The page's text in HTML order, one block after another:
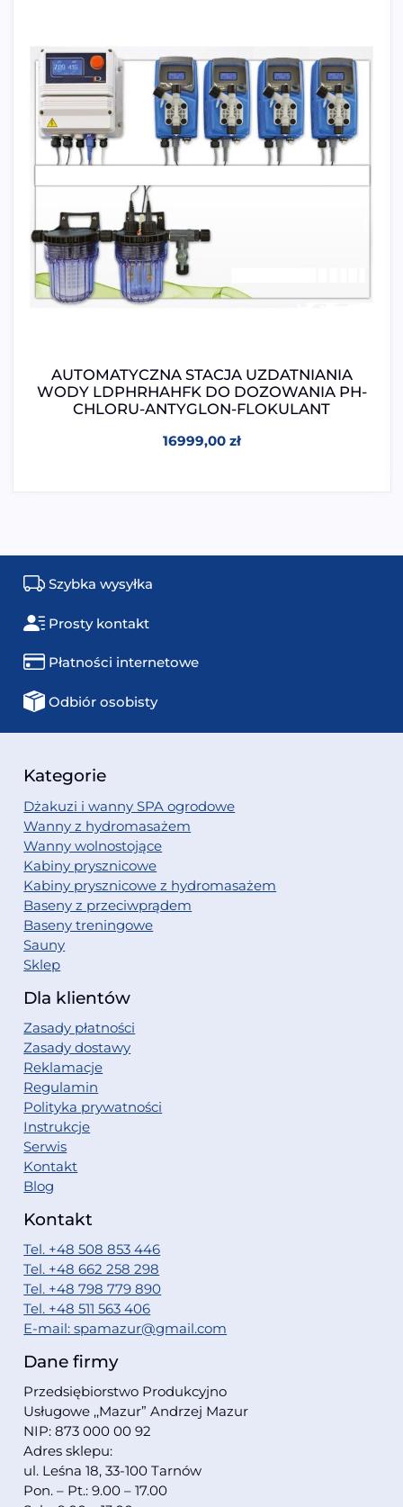
AUTOMATYCZNA STACJA UZDATNIANIA
WODY LDPHRHAHFK DO DOZOWANIA PH-
CHLORU-ANTYGLON-FLOKULANT
16999,00 zł
Szybka wysyłka
Prosty kontakt
Płatności internetowe
Odbiór osobisty
Kategorie
Dżakuzi i wanny SPA ogrodowe
Wanny z hydromasażem
Wanny wolnostojące
Kabiny prysznicowe
Kabiny prysznicowe z hydromasażem
Baseny z przeciwprądem
Baseny treningowe
Sauny
Sklep
Dla klientów
Zasady płatności
Zasady dostawy
Reklamacje
Regulamin
Polityka prywatności
Instrukcje
Serwis
Kontakt
Blog
Kontakt
Tel. +48 508 853 446
Tel. +48 662 258 298
Tel. +48 798 779 890
Tel. +48 511 563 406
E-mail: spamazur@gmail.com
Dane firmy
Przedsiębiorstwo Produkcyjno
Usługowe ,,Mazur” Andrzej Mazur
NIP: 873 000 00 92
Adres sklepu:
ul. Leśna 18, 33-100 Tarnów
Pon. – Pt.: 9.00 – 17.00